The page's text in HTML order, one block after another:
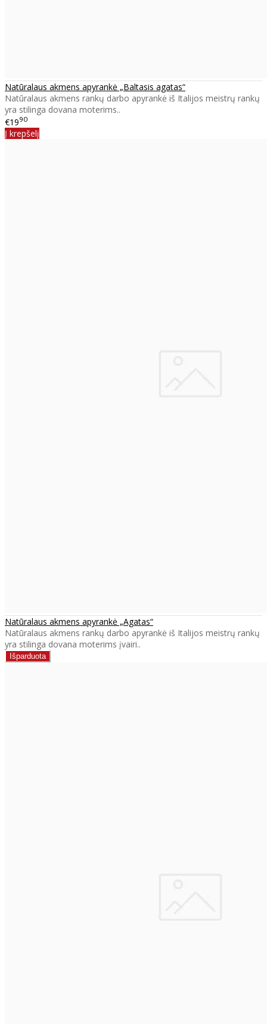
Natūralaus akmens apyrankė „Baltasis agatas“
Natūralaus akmens rankų darbo apyrankė iš Italijos meistrų rankų
yra stilinga dovana moterims..
€1990
Į krepšelį
Natūralaus akmens apyrankė „Agatas“
Natūralaus akmens rankų darbo apyrankė iš Italijos meistrų rankų
yra stilinga dovana moterims įvairi..